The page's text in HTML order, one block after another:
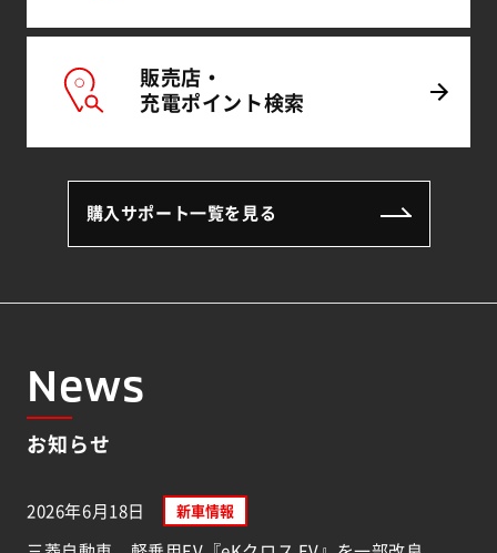
販売店・
充電ポイント検索
購入サポート一覧を見る
News
お知らせ
2026年6月18日 新車情報